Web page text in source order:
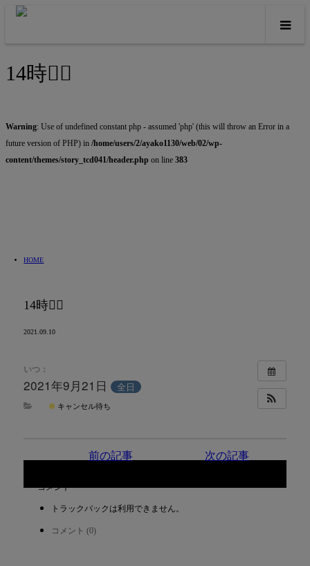
14時🏃‍♂️
Warning: Use of undefined constant php - assumed 'php' (this will throw an Error in a
future version of PHP) in /home/users/2/ayako1130/web/02/wp-
content/themes/story_tcd041/header.php on line 383
HOME
14時🏃‍♂️
2021.09.10
いつ：
2021年9月21日 全日
キャンセル待ち
前の記事 次の記事
コメント
トラックバックは利用できません。
コメント (0)